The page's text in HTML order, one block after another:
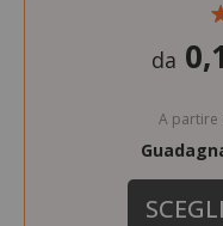
da
A partire